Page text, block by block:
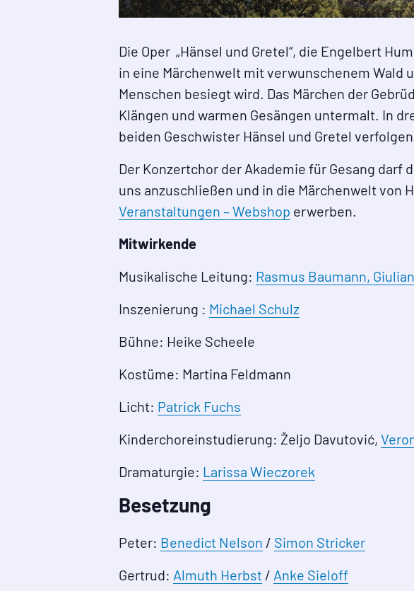
Die Oper „Hänsel und Gretel“, die Engelbert
in eine Märchenwelt mit verwunschenem Wald
Menschen besiegt wird. Das Märchen der
Klängen und warmen Gesängen untermalt. In
beiden Geschwister Hänsel und Gretel
Der Konzertchor der Akademie für Gesang
uns anzuschließen und in die Märchenwelt von
Veranstaltungen – Webshop erwerben.
Mitwirkende
Musikalische Leitung: Rasmus Baumann,
Inszenierung : Michael Schulz
Bühne: Heike Scheele
Kostüme: Martina Feldmann
Licht: Patrick Fuchs
Kinderchoreinstudierung: Željo Davutović,
Dramaturgie: Larissa Wieczorek
Besetzung
Peter: Benedict Nelson / Simon Stricker
Gertrud: Almuth Herbst / Anke Sieloff